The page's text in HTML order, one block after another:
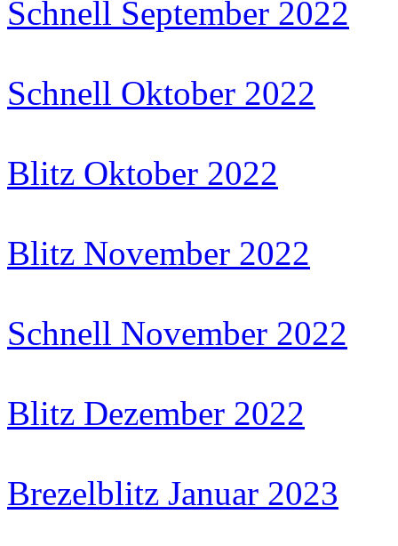
Schnell September 2022
Schnell Oktober 2022
Blitz Oktober 2022
Blitz November 2022
Schnell November 2022
Blitz Dezember 2022
Brezelblitz Januar 2023